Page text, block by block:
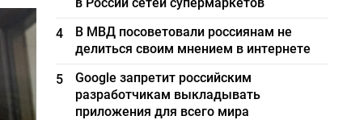
4
В МВД посоветовали россиянам не
делиться своим мнением в интернете
5
Google запретит российским
разработчикам выкладывать
приложения для всего мира